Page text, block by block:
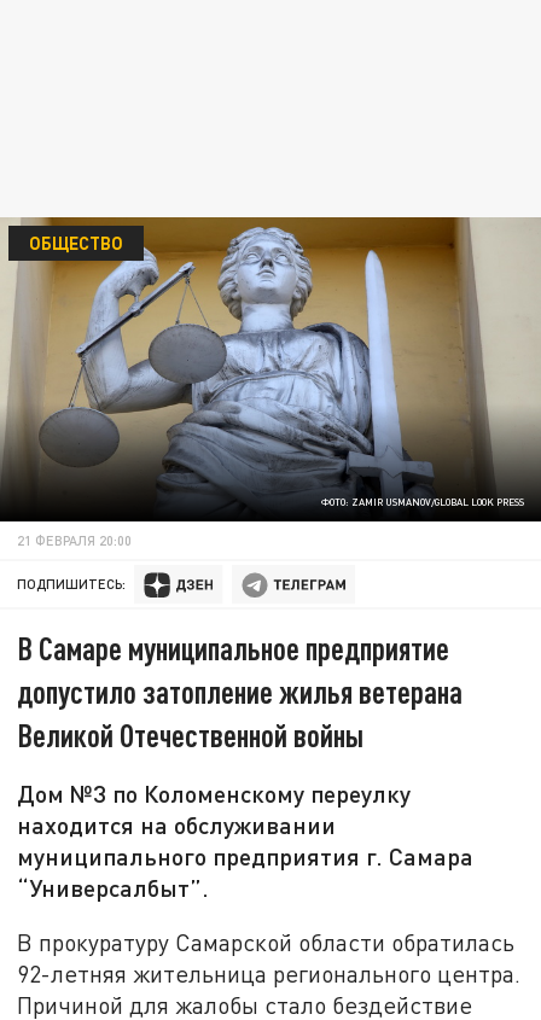
ФОТО: ZAMIR USMANOV/GLOBAL LOOK PRESS
ОБЩЕСТВО
21 ФЕВРАЛЯ 20:00
ПОДПИШИТЕСЬ:
В Самаре муниципальное предприятие
допустило затопление жилья ветерана
Великой Отечественной войны
Дом №3 по Коломенскому переулку
находится на обслуживании
муниципального предприятия г. Самара
“Универсалбыт”.
В прокуратуру Самарской области обратилась
92-летняя жительница регионального центра.
Причиной для жалобы стало бездействие